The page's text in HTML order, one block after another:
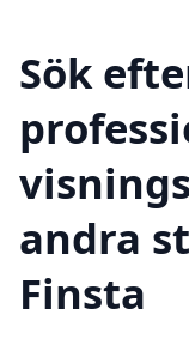
Sök
andra
Finsta